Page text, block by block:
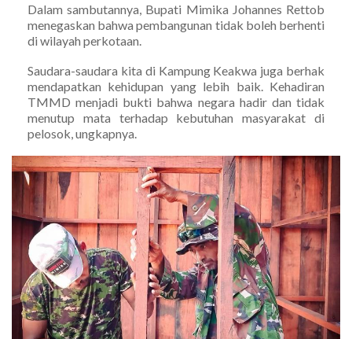
Dalam sambutannya, Bupati Mimika Johannes Rettob
menegaskan bahwa pembangunan tidak boleh berhenti
di wilayah perkotaan.
Saudara-saudara kita di Kampung Keakwa juga berhak
mendapatkan kehidupan yang lebih baik. Kehadiran
TMMD menjadi bukti bahwa negara hadir dan tidak
menutup mata terhadap kebutuhan masyarakat di
pelosok, ungkapnya.